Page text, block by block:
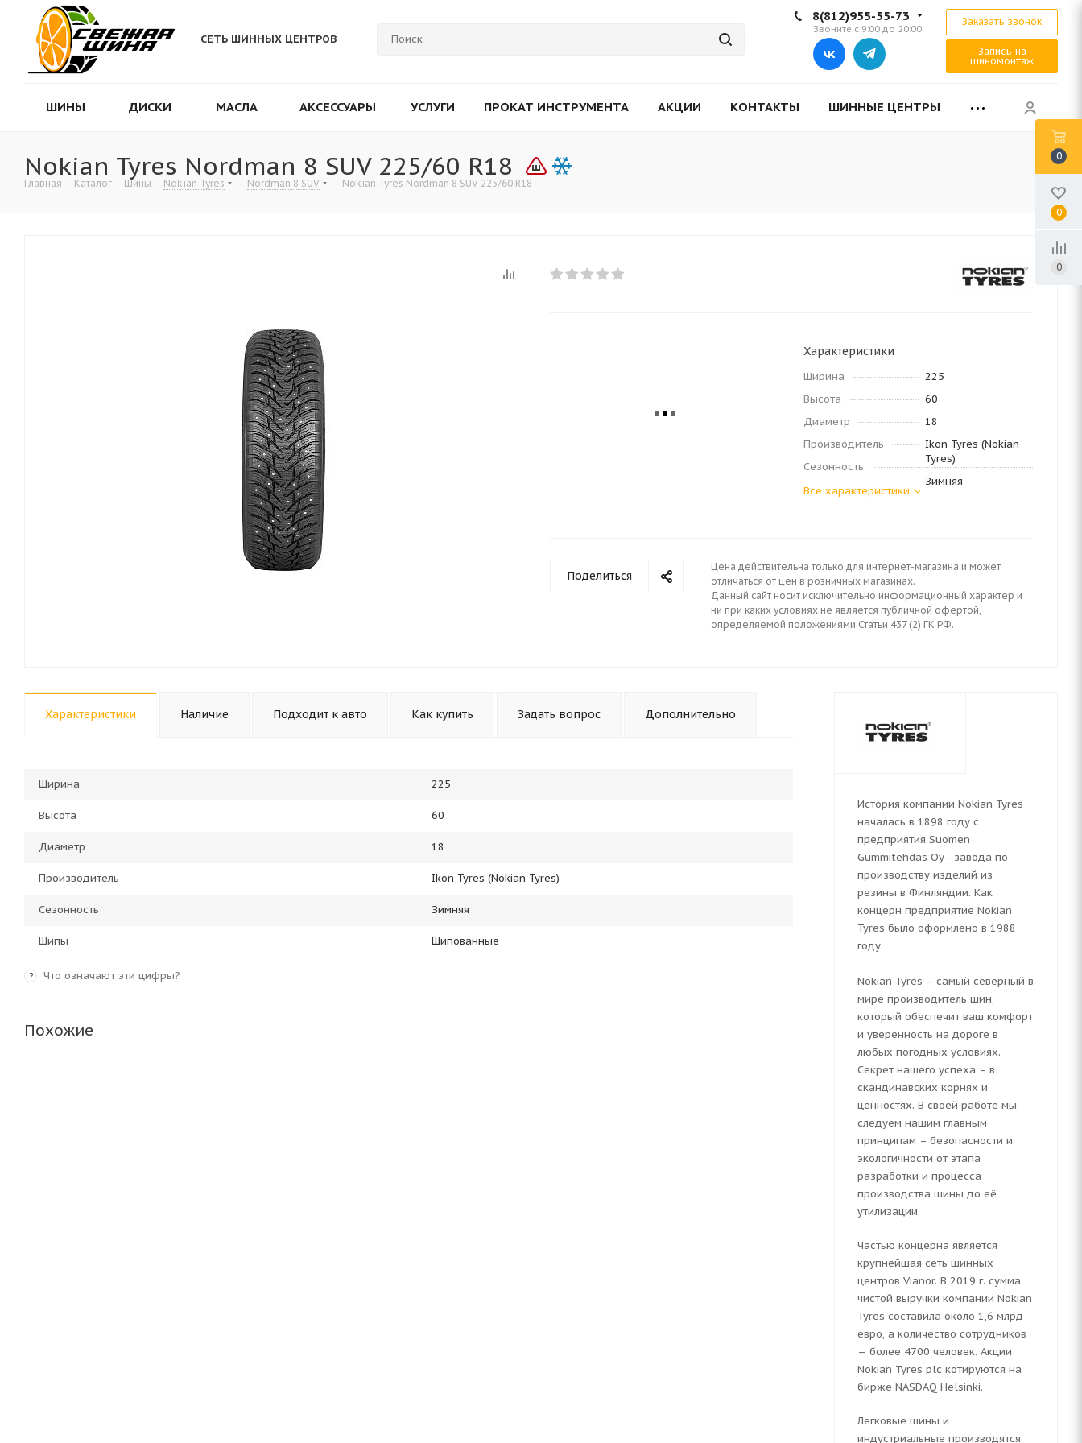
СЕТЬ ШИННЫХ ЦЕНТРОВ
8(812)955-55-73
Звоните с 9:00 до 20:00
Заказать звонок
Запись на
шиномонтаж
ШИНЫ ДИСКИ МАСЛА АКСЕССУАРЫ УСЛУГИ ПРОКАТ ИНСТРУМЕНТА АКЦИИ КОНТАКТЫ ШИННЫЕ ЦЕНТРЫ
Nokian Tyres Nordman 8 SUV 225/60 R18
Главная - Каталог - Шины - Nokian Tyres - Nordman 8 SUV - Nokian Tyres Nordman 8 SUV 225/60 R18
Характеристики
Ширина
225
Высота
60
Диаметр
18
Производитель
Ikon Tyres (Nokian
Tyres)
Сезонность
Зимняя
Все характеристики
Поделиться
Цена действительна только для интернет-магазина и может
отличаться от цен в розничных магазинах.
Данный сайт носит исключительно информационный характер и
ни при каких условиях не является публичной офертой,
определяемой положениями Статьи 437 (2) ГК РФ.
Характеристики Наличие Подходит к авто Как купить Задать вопрос Дополнительно
Ширина 225
Высота 60
Диаметр 18
Производитель Ikon Tyres (Nokian Tyres)
Сезонность Зимняя
Шипы Шипованные
? Что означают эти цифры?
Похожие
История компании Nokian Tyres
началась в 1898 году с
предприятия Suomen
Gummitehdas Oy - завода по
производству изделий из
резины в Финляндии. Как
концерн предприятие Nokian
Tyres было оформлено в 1988
году.
Nokian Tyres – самый северный в
мире производитель шин,
который обеспечит ваш комфорт
и уверенность на дороге в
любых погодных условиях.
Секрет нашего успеха – в
скандинавских корнях и
ценностях. В своей работе мы
следуем нашим главным
принципам – безопасности и
экологичности от этапа
разработки и процесса
производства шины до её
утилизации.
Частью концерна является
крупнейшая сеть шинных
центров Vianor. В 2019 г. сумма
чистой выручки компании Nokian
Tyres составила около 1,6 млрд
евро, а количество сотрудников
— более 4700 человек. Акции
Nokian Tyres plc котируются на
бирже NASDAQ Helsinki.
Легковые шины и
индустриальные производятся
0
0
0